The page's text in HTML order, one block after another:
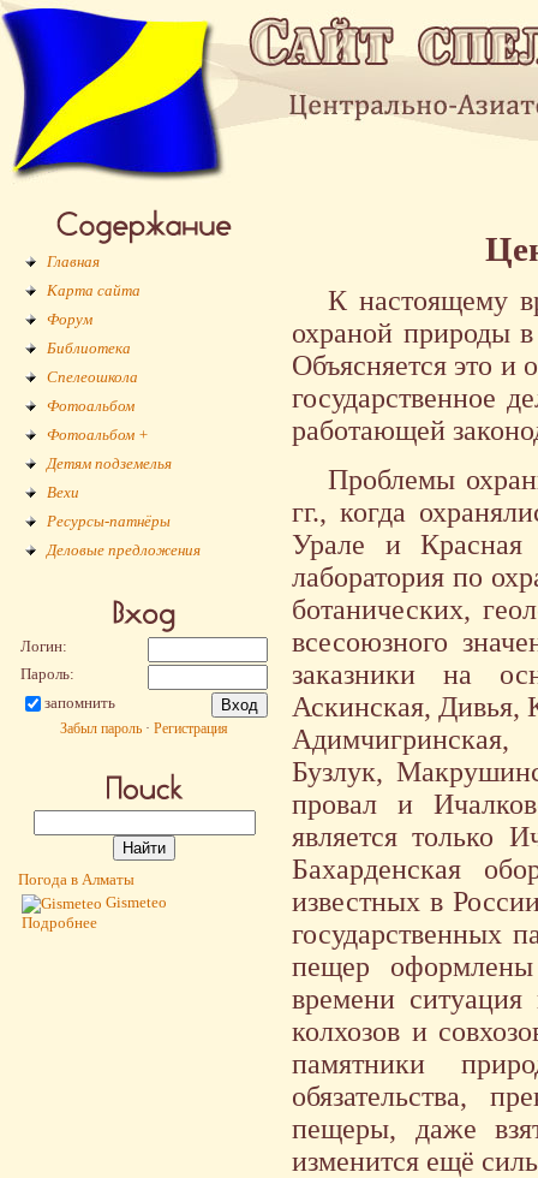
Главная
Карта сайта
Форум
Библиотека
Спелеошкола
Фотоальбом
Фотоальбом +
Детям подземелья
Вехи
Ресурсы-патнёры
Деловые предложения
Логин:
Пароль:
запомнить
Забыл пароль · Регистрация
Погода в Алматы
Gismeteo
Подробнее
К настоящему
охраной природы
Объясняется это и
государственное
работающей
Проблемы
гг., когда
Урале и
лаборатория по
ботанических,
всесоюзного
заказники на
Аскинская, Дивья,
Бузлук,
провал и
является только
Бахарденская
известных в
государственных
пещер
времени
колхозов и
памятники
обязательства,
пещеры, даже
изменится ещё